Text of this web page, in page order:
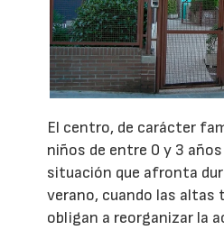
El centro, de carácter
niños de entre 0 y 3
situación que afronta
verano, cuando las altas
obligan a reorganizar la